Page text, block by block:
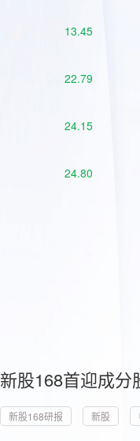
13.45
22.79
24.15
24.80
新股168首迎成
新股168研报 新股